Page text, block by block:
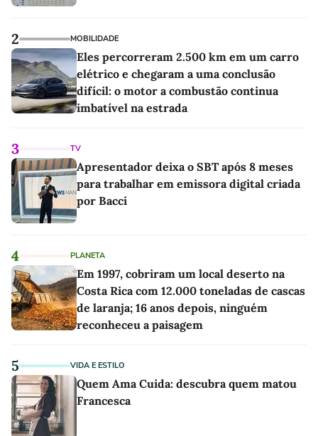
2 MOBILIDADE
Eles percorreram 2.500 km em um carro
elétrico e chegaram a uma conclusão
difícil: o motor a combustão continua
imbatível na estrada
3 TV
Apresentador deixa o SBT após 8 meses
para trabalhar em emissora digital criada
por Bacci
4 PLANETA
Em 1997, cobriram um local deserto na
Costa Rica com 12.000 toneladas de cascas
de laranja; 16 anos depois, ninguém
reconheceu a paisagem
5 VIDA E ESTILO
Quem Ama Cuida: descubra quem matou
Francesca